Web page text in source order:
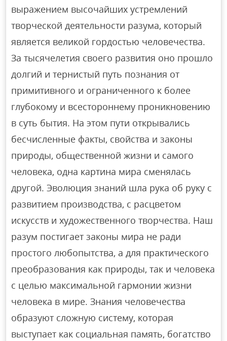
выражением высочайших устремлений
творческой деятельности разума, который
является великой гордостью человечества.
За тысячелетия своего развития оно прошло
долгий и тернистый путь познания от
примитивного и ограниченного к более
глубокому и всестороннему проникновению
в суть бытия. На этом пути открывались
бесчисленные факты, свойства и законы
природы, общественной жизни и самого
человека, одна картина мира сменялась
другой. Эволюция знаний шла рука об руку с
развитием производства, с расцветом
искусств и художественного творчества. Наш
разум постигает законы мира не ради
простого любопытства, а для практического
преобразования как природы, так и человека
с целью максимальной гармонии жизни
человека в мире. Знания человечества
образуют сложную систему, которая
выступает как социальная память, богатство